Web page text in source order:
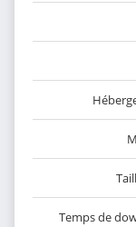
Temps de